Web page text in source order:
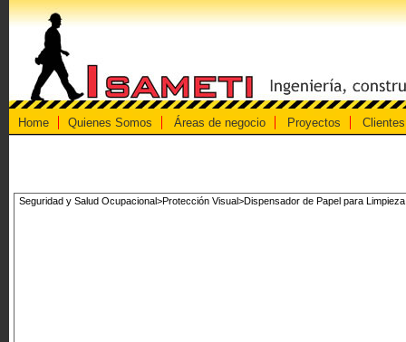
Home Quienes Somos Áreas de negocio Proyectos Clientes
Seguridad y Salud Ocupacional>Protección Visual>Dispensador de Papel para